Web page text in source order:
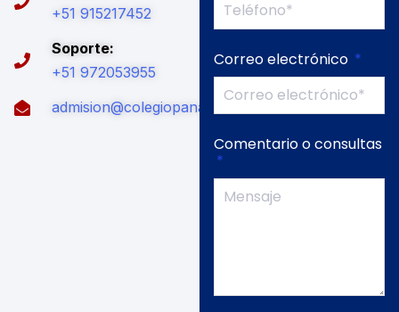
+51 915217452
Soporte:
+51 972053955
admision@colegiopanamericana.edu.pe
Correo electrónico
Comentario o consultas